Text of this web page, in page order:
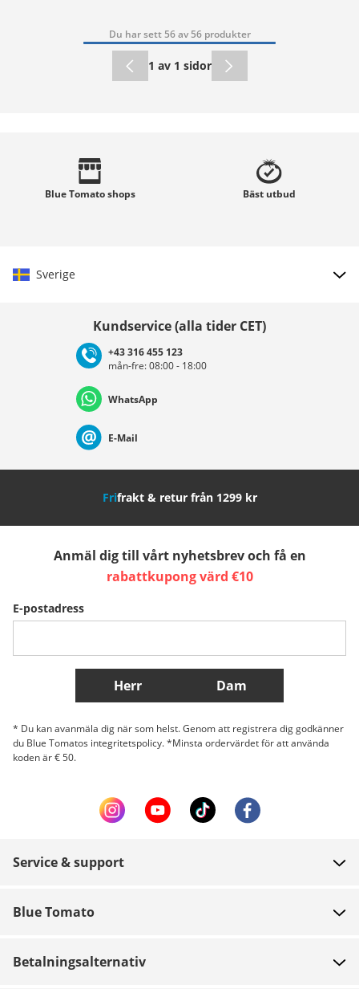
Du har sett 56 av 56 produkter
1 av 1 sidor
Blue Tomatoshops Bäst utbud
Sverige
Deutschland Österreich
Nederland Italia (Italiano) Italien (Deutsch)
België (Nederlands)
Belgique (Français) Danmark Norge
Fler länder
Kundservice (alla tider CET)
+43 316 455 123
mån-fre: 08:00 - 18:00
WhatsApp
E-Mail
Frifrakt & retur från 1299 kr
Anmäl dig till vårt nyhetsbrev och få en
rabattkupong värd €10
E-postadress
Herr Dam
* Du kan avanmäla dig när som helst. Genom att registrera dig godkänner
du Blue Tomatos integritetspolicy. *Minsta ordervärdet för att använda
koden är € 50.
Service & support
Betalning
Blue Tomato
Betalningsalternativ